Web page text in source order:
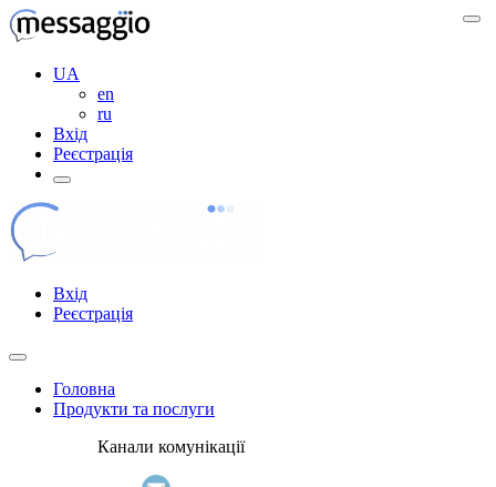
UA
en
ru
Вхід
Реєстрація
Вхід
Реєстрація
Головна
Продукти та послуги
Канали комунікації